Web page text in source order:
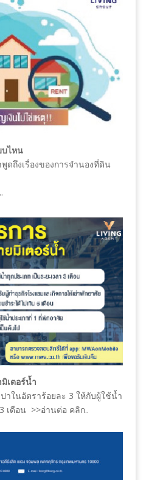
ไหน
ถึงเรื่องของการจำนองที่ดิน
เตอร์น้ำ
าในอัตราร้อยละ 3 ให้กับผู้ใช้น้ำ
เดือน >>อ่านต่อ คลิก..